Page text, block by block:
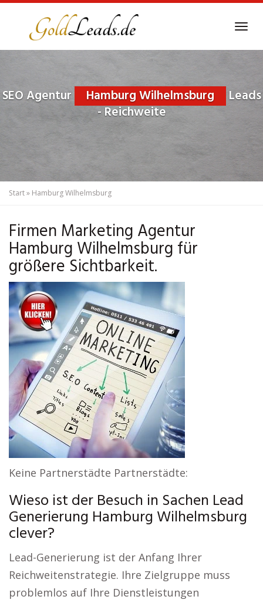
SEO Agentur Hamburg Wilhelmsburg
Leads
- Reichweite
Start» Hamburg Wilhelmsburg
Firmen Marketing Agentur
Hamburg Wilhelmsburg für
größere Sichtbarkeit.
Keine Partnerstädte Partnerstädte:
Wieso ist der Besuch in Sachen Lead
Generierung Hamburg Wilhelmsburg
clever?
Lead-Generierung ist der Anfang Ihrer
Reichweitenstrategie. Ihre Zielgruppe muss
problemlos auf Ihre Dienstleistungen